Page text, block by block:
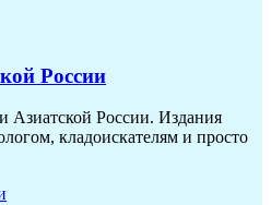
России
Азиатской России. Издания
кладоискателям и просто